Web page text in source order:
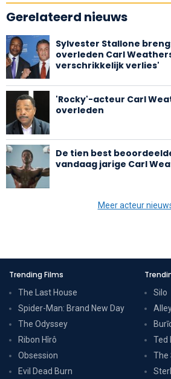
Gerelateerd nieuws
Sylvester Stallone
overleden Carl
verschrikkelijk verlies'
'Rocky'-acteur Carl
overleden
De tien best
vandaag jarige Carl
Meer acteur
Trending Films
The Last House
Spider-Man: Brand New Day
The Odyssey
Ribon Hîrô
Obsession
Evil Dead Burn
Silo
Ted
The